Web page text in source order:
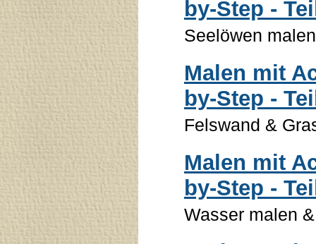
by-Step -
Seelöwen
Malen mit
by-Step -
Felswand &
Malen mit
by-Step -
Wasser malen